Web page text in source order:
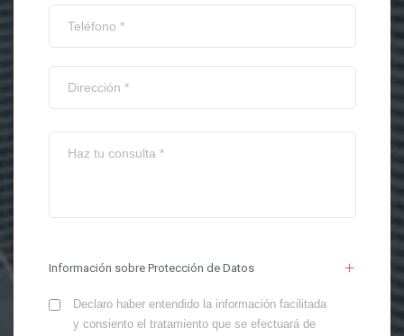
Información sobre Protección de Datos
Declaro haber entendido la información facilitada
y consiento el tratamiento que se efectuará de